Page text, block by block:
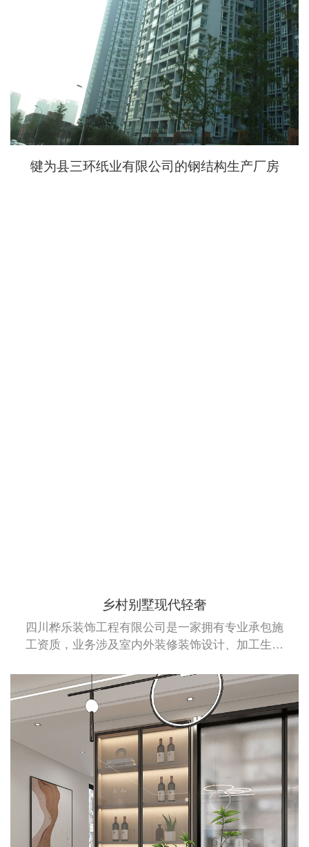
犍为县三环纸业有限公司的钢结构生产厂房
乡村别墅现代轻奢
四川桦乐装饰工程有限公司是一家拥有专业承包施
工资质，业务涉及室内外装修装饰设计、加工生产
修装饰专业承包二级资质、建筑幕墙专业承包施工
二级资质和钢结构专业承包施工二级资质。